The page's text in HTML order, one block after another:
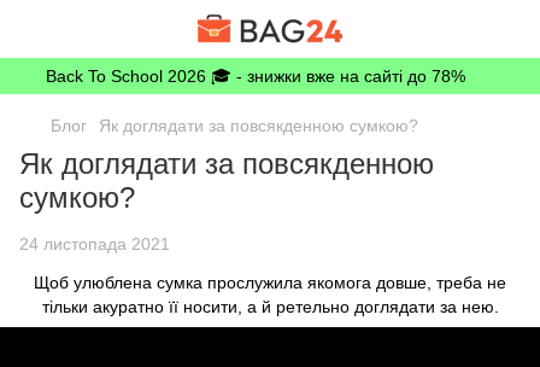
Back To School 2026 🎓 - знижки вже на сайті до 78%
Блог Як доглядати за повсякденною сумкою?
Як доглядати за повсякденною
сумкою?
24 листопада 2021
Щоб улюблена сумка прослужила якомога довше, треба не
тільки акуратно її носити, а й ретельно доглядати за нею.